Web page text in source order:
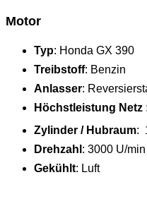
Motor
Typ: Honda GX 390
Treibstoff: Benzin
Anlasser:
Höchstleistung Netz
Zylinder / Hubraum:
Drehzahl : 3000 U/min
Gekühlt: Luft